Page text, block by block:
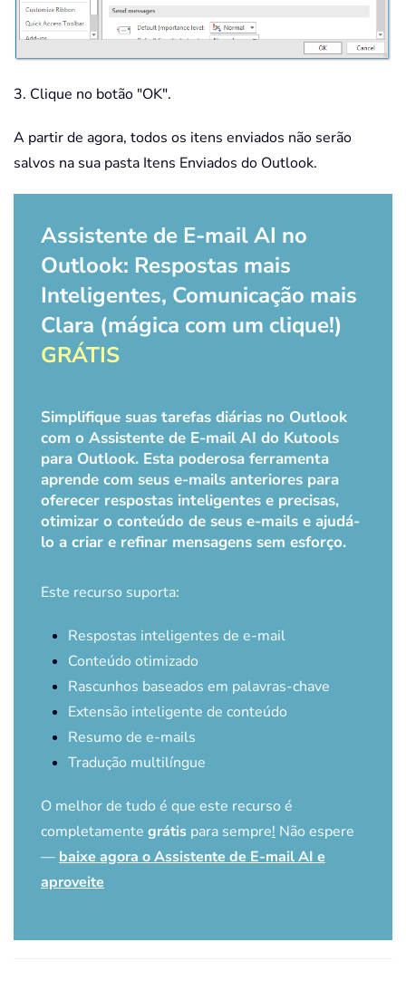
3. Clique no botão "OK".
A partir de agora, todos os itens enviados não serão
salvos na sua pasta Itens Enviados do Outlook.
Assistente de E-mail AI no
Outlook: Respostas mais
Inteligentes, Comunicação mais
Clara (mágica com um clique!)
GRÁTIS
Simplifique suas tarefas diárias no Outlook
com o Assistente de E-mail AI do Kutools
para Outlook. Esta poderosa ferramenta
aprende com seus e-mails anteriores para
oferecer respostas inteligentes e precisas,
otimizar o conteúdo de seus e-mails e ajudá-
lo a criar e refinar mensagens sem esforço.
Este recurso suporta:
Respostas inteligentes de e-mail
Conteúdo otimizado
Rascunhos baseados em palavras-chave
Extensão inteligente de conteúdo
Resumo de e-mails
Tradução multilíngue
O melhor de tudo é que este recurso é
completamente grátis para sempre! Não espere
—baixe agora o Assistente de E-mail AI e
aproveite